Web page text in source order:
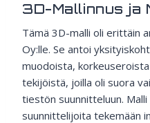
3D-Mallinnus ja
Tämä 3D-malli oli erittäin
Oy:lle. Se antoi
muodoista,
tekijöistä, joilla oli suora
tiestön suunnitteluun.
suunnittelijoita tekemään